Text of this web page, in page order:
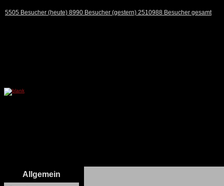
5505 Besucher (heute) 8990 Besucher (gestern) 2510988 Besucher gesamt
Allgemein